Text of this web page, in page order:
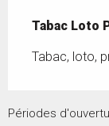
Tabac Loto
Tabac, loto,
Périodes